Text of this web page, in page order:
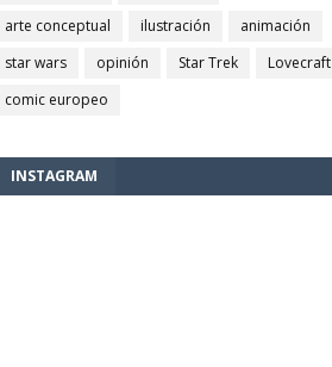
arte conceptual
ilustración
animación
star wars
opinión Star Trek
Lovecraft
comic europeo
INSTAGRAM